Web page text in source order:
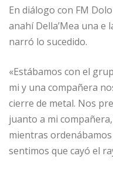
En diálogo con FM
anahí Della’Mea una e
narró lo sucedido.
«Estábamos con el
mi y una compañera
cierre de metal. Nos
juanto a mi
mientras
sentimos que cayó el